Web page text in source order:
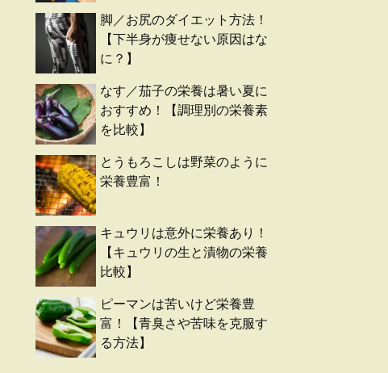
脚／お尻のダイエット方法！
【下半身が痩せない原因はな
に？】
なす／茄子の栄養は暑い夏に
おすすめ！【調理別の栄養素
を比較】
とうもろこしは野菜のように
栄養豊富！
キュウリは意外に栄養あり！
【キュウリの生と漬物の栄養
比較】
ピーマンは苦いけど栄養豊
富！【青臭さや苦味を克服す
る方法】